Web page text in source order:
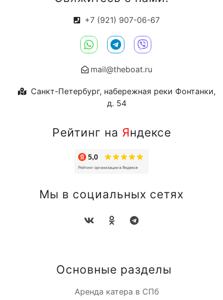
+7 (921) 907-06-67
mail@theboat.ru
Санкт-Петербург, набережная реки Фонтанки,
д. 54
Рейтинг на Яндексе
Мы в социальных сетях
Основные разделы
Аренда катера в СПб